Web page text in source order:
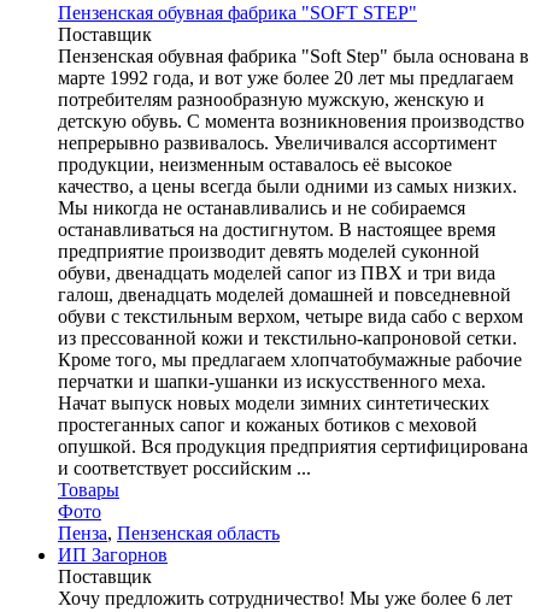
Пензенская обувная фабрика "SOFT STEP"
Поставщик
Пензенская обувная фабрика "Soft Step" была основана в
марте 1992 года, и вот уже более 20 лет мы предлагаем
потребителям разнообразную мужскую, женскую и
детскую обувь. C момента возникновения производство
непрерывно развивалось. Увеличивался ассортимент
продукции, неизменным оставалось её высокое
качество, а цены всегда были одними из самых низких.
Мы никогда не останавливались и не собираемся
останавливаться на достигнутом. В настоящее время
предприятие производит девять моделей суконной
обуви, двенадцать моделей сапог из ПВХ и три вида
галош, двенадцать моделей домашней и повседневной
обуви с текстильным верхом, четыре вида сабо с верхом
из прессованной кожи и текстильно-капроновой сетки.
Кроме того, мы предлагаем хлопчатобумажные рабочие
перчатки и шапки-ушанки из искусcтвенного меха.
Начат выпуск новых модели зимних синтетических
простеганных сапог и кожаных ботиков с меховой
опушкой. Вся продукция предприятия сертифицирована
и соответствует российским ...
Товары
Фото
Пенза, Пензенская область
ИП Загорнов
Поставщик
Хочу предложить сотрудничество! Мы уже более 6 лет